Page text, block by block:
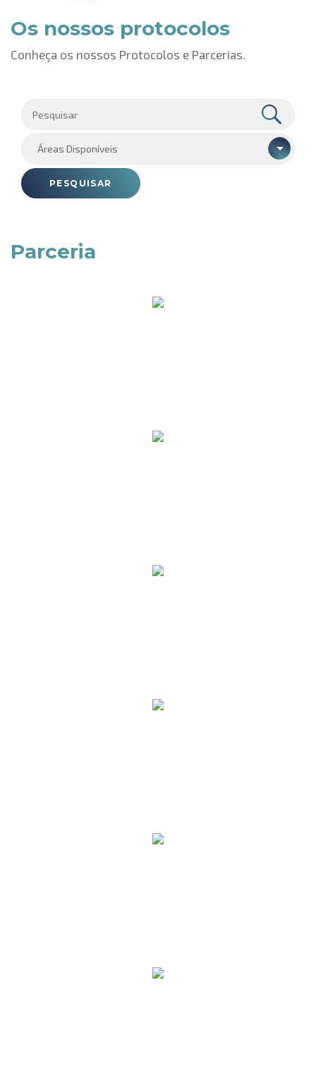
Os nossos protocolos
Conheça os nossos Protocolos e Parcerias.
Áreas Disponíveis
PESQUISAR
Parceria